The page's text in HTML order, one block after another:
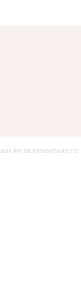
BY SKYANDSTARS.CO